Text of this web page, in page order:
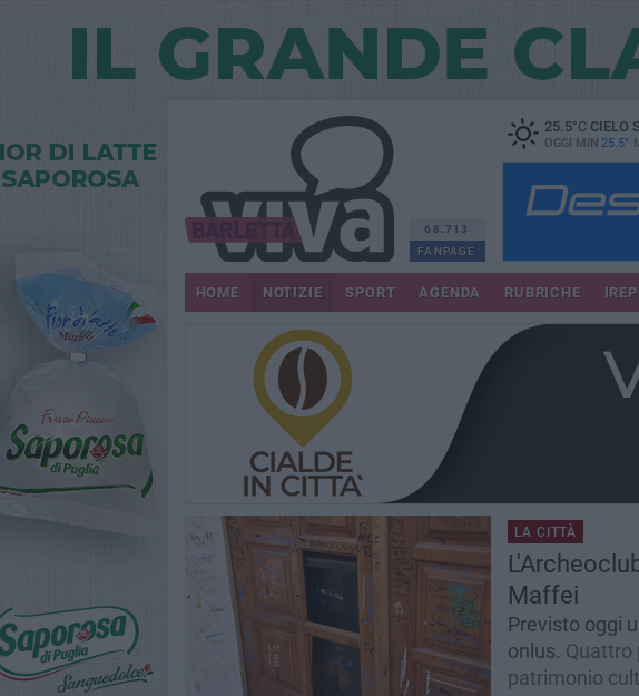
68.713
FANPAGE
25.5°CCIELO
OGGI MIN 25.5°
HOME NOTIZIE SPORT AGENDA RUBRICHE
LA CITTÀ
Maffei
Previsto oggi
onlus. Quattro
patrimonio